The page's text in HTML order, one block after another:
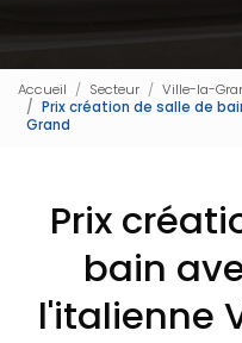
Accueil Secteur
Ville-la-
Prix création de salle de
Grand
Prix
bain
l'italienne